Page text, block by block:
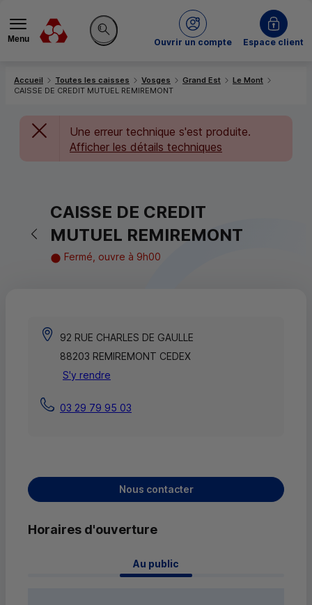
Menu
Rechercher sur le site
Ouvrir un compte
du Crédit MutuelEspace client
Accueil Toutes les caisses Vosges Grand Est
Le Mont
CAISSE DE CREDIT MUTUEL REMIREMONT
Une erreur technique s'est produite.
Afficher les détails techniques
Retour vers la page précédente
CAISSE DE CREDIT
MUTUEL REMIREMONT
Fermé, ouvre à 9h00
92 RUE CHARLES DE GAULLE
88203 REMIREMONT CEDEX
S'y rendre
03 29 79 95 03
Nous contacter
Horaires d'ouverture
Au public